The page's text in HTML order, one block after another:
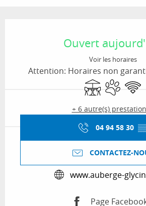
Ouvert
Voir les horaires
Attention: Horaires non
TerrasseAnimaux
WiFi
+ 6 autre(s)
04 94 58 30
CONTACTEZ-
www.auberge-
Page